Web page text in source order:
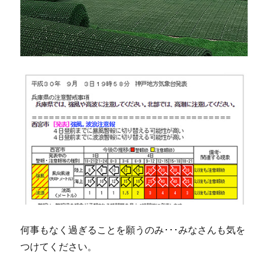
何事もなく過ぎることを願うのみ･･･みなさんも気を
つけてください。